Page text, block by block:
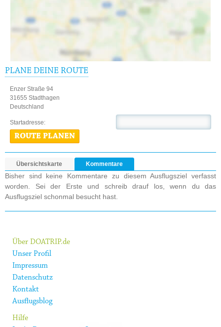
PLANE DEINE ROUTE
Enzer Straße 94
31655 Stadthagen
Deutschland
Startadresse:
ROUTE PLANEN
Übersichtskarte Kommentare
Bisher sind keine Kommentare zu diesem Ausflugsziel verfasst
worden. Sei der Erste und schreib drauf los, wenn du das
Ausflugsziel schonmal besucht hast.
Über DOATRIP.de
Unser Profil
Impressum
Datenschutz
Kontakt
Ausflugsblog
Hilfe